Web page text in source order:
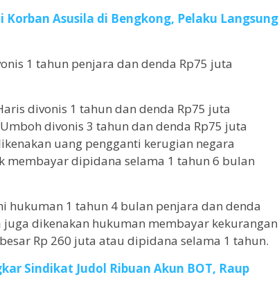
Korban Asusila di Bengkong, Pelaku Langsung
1 tahun penjara dan denda Rp75 juta
divonis 1 tahun dan denda Rp75 juta
divonis 3 tahun dan denda Rp75 juta
uang pengganti kerugian negara
membayar dipidana selama 1 tahun 6 bulan
hukuman 1 tahun 4 bulan penjara dan denda
dikenakan hukuman membayar kekurangan
Rp 260 juta atau dipidana selama 1 tahun.
Sindikat Judol Ribuan Akun BOT, Raup